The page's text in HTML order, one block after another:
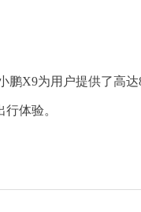
鹏X9为用户提供了高
体验。